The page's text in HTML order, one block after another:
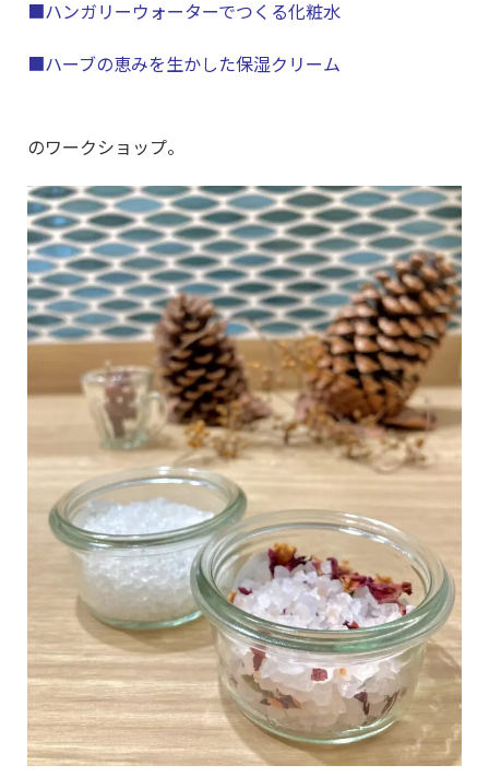
■ハンガリーウォーターでつくる化粧水
■ハーブの恵みを生かした保湿クリーム
のワークショップ。